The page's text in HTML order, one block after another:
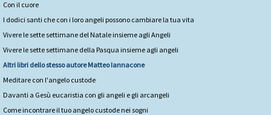
Con il cuore
I dodici santi che con i loro angeli possono cambiare la tua vita
Vivere le sette settimane del Natale insieme agli Angeli
Vivere le sette settimane della Pasqua insieme agli angeli
Altri libri dello stesso autoreMatteo Iannacone
Meditare con l'angelo custode
Davanti a Gesù eucaristia con gli angeli e gli arcangeli
Come incontrare il tuo angelo custode nei sogni